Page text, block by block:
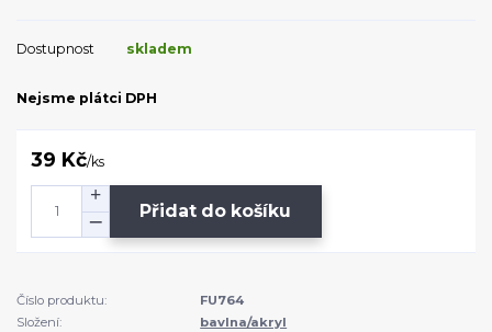
Dostupnost skladem
Nejsme plátci DPH
39 Kč/ks
Přidat do košíku
Číslo produktu:
FU764
Složení:
bavlna/akryl